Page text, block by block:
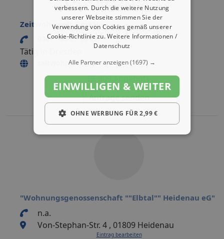
Zeitwohnwelt GmbH
0361 - 66 37 99 0
Tätig in Dresden
zeitwohnwelt.de
309 Angebote
Anfrage senden
"Wohnungsgenossenschaft ""Elbtal"" Heidenau eG"
n.a.
Von-Stephan-Str. 4 , 01809 Heidenau
Eintrag bearbeiten
verbessern. Durch die weitere Nutzung
unserer Webseite stimmen Sie der
Verwendung von Cookies gemäß unserer
Cookie-Richtlinie zu.Weitere Informationen /
Datenschutz
Alle Partner anzeigen(1697) →
EINWILLIGEN & WEITER
OHNE WERBUNG FÜR 2,99 €